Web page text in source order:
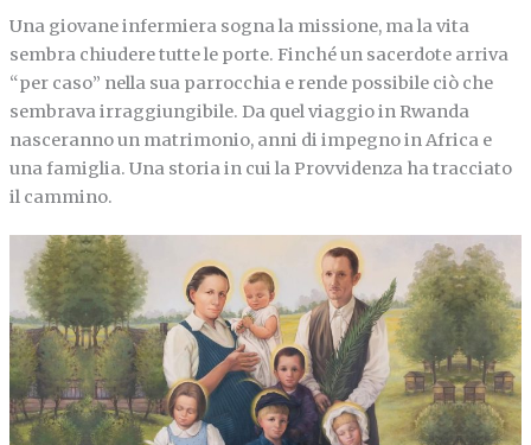
Una giovane infermiera sogna la missione, ma la vita
sembra chiudere tutte le porte. Finché un sacerdote arriva
“per caso” nella sua parrocchia e rende possibile ciò che
sembrava irraggiungibile. Da quel viaggio in Rwanda
nasceranno un matrimonio, anni di impegno in Africa e
una famiglia. Una storia in cui la Provvidenza ha tracciato
il cammino.